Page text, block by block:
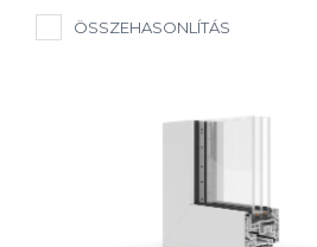
ÖSSZEHASONLÍTÁS